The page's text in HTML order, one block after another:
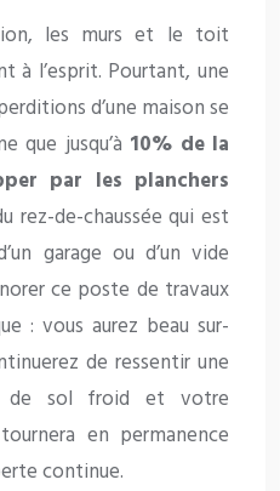
les murs et le toit
à l’esprit. Pourtant, une
d’une maison se
que jusqu’à 10% de la
par les planchers
rez-de-chaussée qui est
garage ou d’un vide
ce poste de travaux
: vous aurez beau sur-
de ressentir une
de sol froid et votre
en permanence
continue.